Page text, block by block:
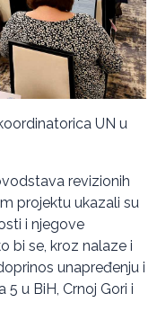
UN u
revizionih
projektu ukazali su
i njegove
bi se, kroz nalaze i
unapređenju i
u BiH, Crnoj Gori i